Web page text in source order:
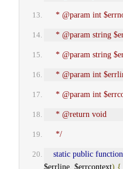
* @param int
* @param string
* @param string
* @param int
* @param int
     * @return void
     */
static public function
$errline, $errcontext) {